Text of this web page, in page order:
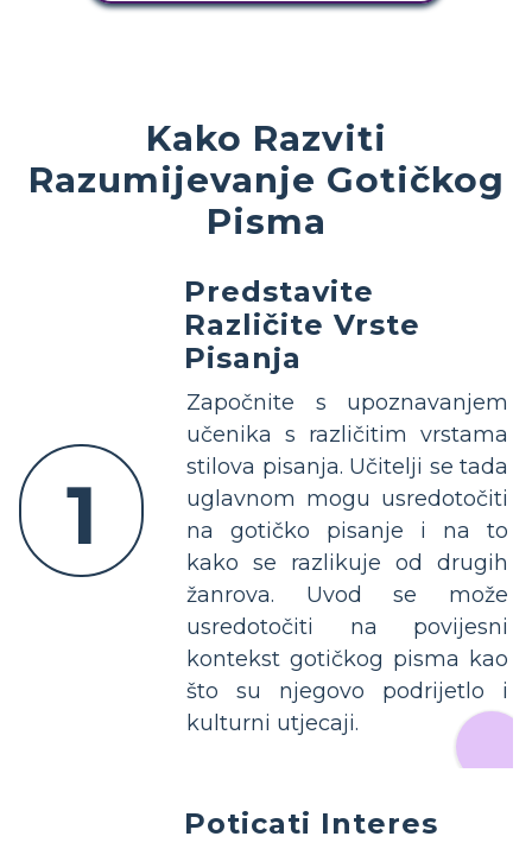
Kako Razviti
Razumijevanje Gotičkog
Pisma
1
Predstavite
Različite Vrste
Pisanja
Započnite s upoznavanjem
učenika s različitim vrstama
stilova pisanja. Učitelji se tada
uglavnom mogu usredotočiti
na gotičko pisanje i na to
kako se razlikuje od drugih
žanrova. Uvod se može
usredotočiti na povijesni
kontekst gotičkog pisma kao
što su njegovo podrijetlo i
kulturni utjecaji.
Poticati Interes